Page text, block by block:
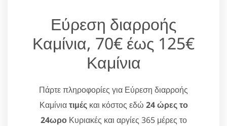
Εύρεση διαρροής
Καμίνια, 70€ έως 125€
Καμίνια
Πάρτε πληροφορίες για Εύρεση διαρροής
Καμίνιατιμέςκαι κόστος εδώ 24 ώρες το
24ωροΚυριακές και αργίες 365 μέρες το